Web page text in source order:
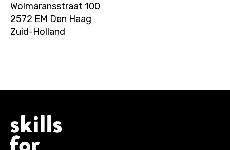
Wolmaransstraat 100
2572 EM Den Haag
Zuid-Holland